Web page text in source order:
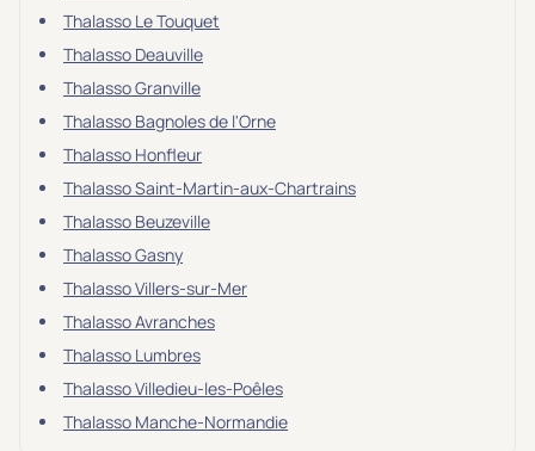
Thalasso Le Touquet
Thalasso Deauville
Thalasso Granville
Thalasso Bagnoles de l'Orne
Thalasso Honfleur
Thalasso Saint-Martin-aux-Chartrains
Thalasso Beuzeville
Thalasso Gasny
Thalasso Villers-sur-Mer
Thalasso Avranches
Thalasso Lumbres
Thalasso Villedieu-les-Poêles
Thalasso Manche-Normandie